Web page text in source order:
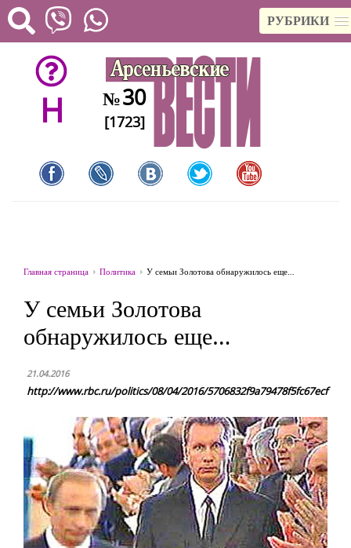
РУБРИКИ
H №30
[1723]
Главная страница Политика У семьи Золотова обнаружилось еще…
У семьи Золотова
обнаружилось еще…
21.04.2016
http://www.rbc.ru/politics/08/04/2016/5706832f9a79478f5fc67ecf